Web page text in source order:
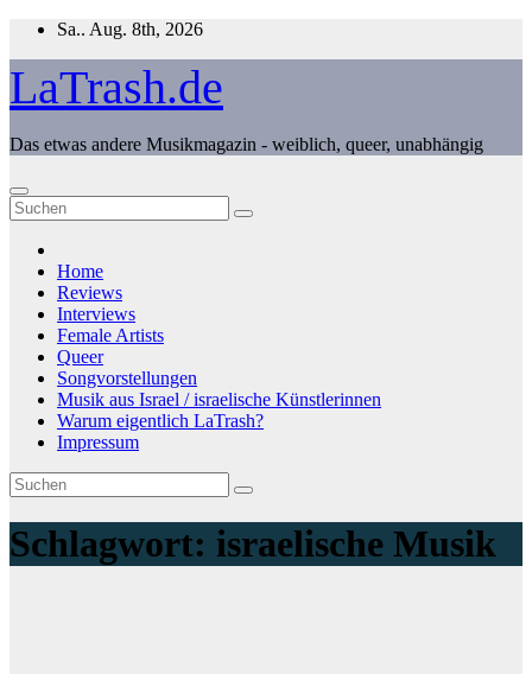
Zum
springen
Sa.. Aug. 8th, 2026
LaTrash.de
Das etwas andere Musikmagazin - weiblich, queer, unabhängig
Home
Reviews
Interviews
Female Artists
Queer
Songvorstellungen
Musik aus Israel / israelische Künstlerinnen
Warum eigentlich LaTrash?
Impressum
Schlagwort: israelische Musik